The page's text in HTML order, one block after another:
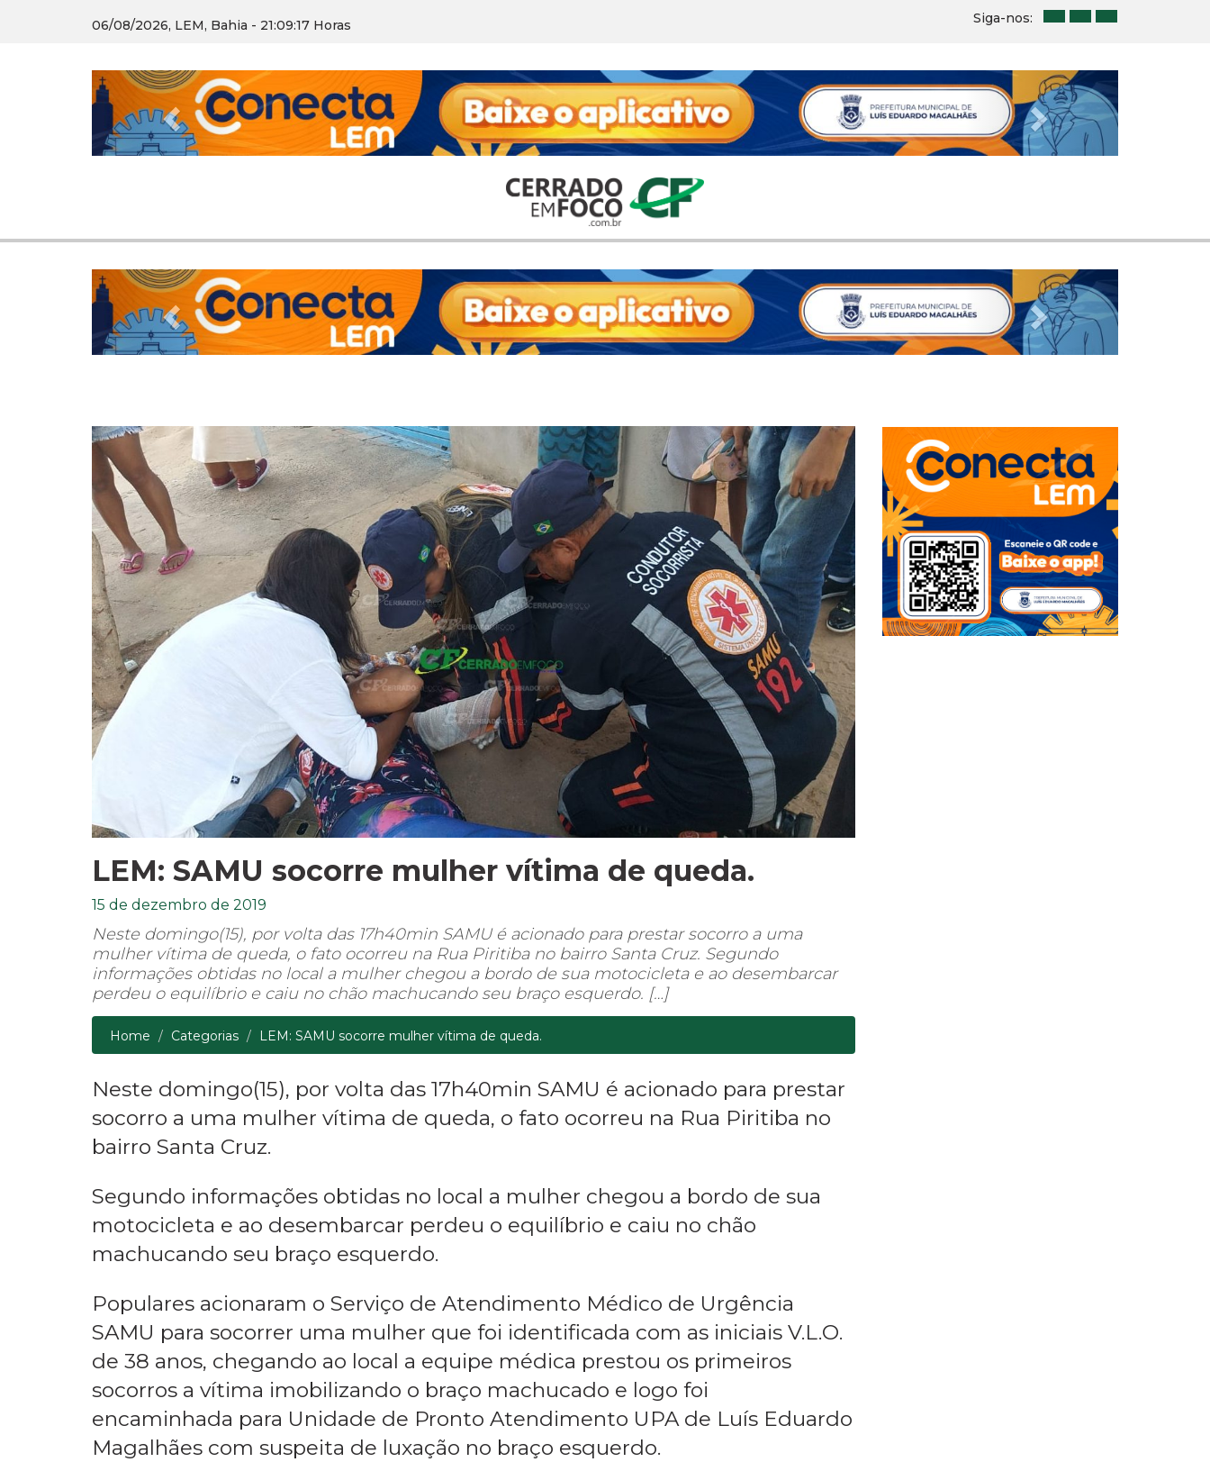
06/08/2026, LEM, Bahia - 21:09:18 Horas Siga-nos:
Previous Next
Previous Next
LEM: SAMU socorre mulher vítima de queda.
15 de dezembro de 2019
Neste domingo(15), por volta das 17h40min SAMU é acionado para prestar socorro a uma
mulher vítima de queda, o fato ocorreu na Rua Piritiba no bairro Santa Cruz. Segundo
informações obtidas no local a mulher chegou a bordo de sua motocicleta e ao desembarcar
perdeu o equilíbrio e caiu no chão machucando seu braço esquerdo. […]
Home Categorias LEM: SAMU socorre mulher vítima de queda.
Neste domingo(15), por volta das 17h40min SAMU é acionado para prestar
socorro a uma mulher vítima de queda, o fato ocorreu na Rua Piritiba no
bairro Santa Cruz.
Segundo informações obtidas no local a mulher chegou a bordo de sua
motocicleta e ao desembarcar perdeu o equilíbrio e caiu no chão
machucando seu braço esquerdo.
Populares acionaram o Serviço de Atendimento Médico de Urgência
SAMU para socorrer uma mulher que foi identificada com as iniciais V.L.O.
de 38 anos, chegando ao local a equipe médica prestou os primeiros
socorros a vítima imobilizando o braço machucado e logo foi
encaminhada para Unidade de Pronto Atendimento UPA de Luís Eduardo
Magalhães com suspeita de luxação no braço esquerdo.